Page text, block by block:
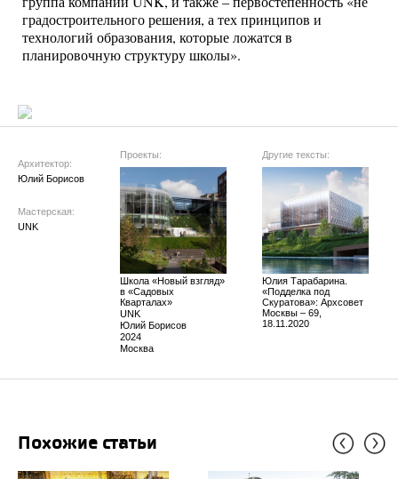
градостроительного решения, а тех принципов и
технологий образования, которые ложатся в
планировочную структуру школы».
Архитектор:
Юлий Борисов
Мастерская:
UNK
Проекты:
Школа «Новый взгляд»
в «Садовых
Кварталах»
UNK
Юлий Борисов
2024
Москва
Другие тексты:
Юлия Тарабарина.
«Подделка под
Скуратова»: Архсовет
Москвы – 69,
18.11.2020
Похожие статьи